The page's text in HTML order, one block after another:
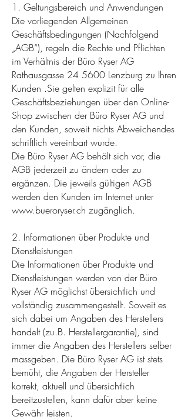
1. Geltungsbereich und Anwendungen
Die vorliegenden Allgemeinen
Geschäftsbedingungen (Nachfolgend
„AGB“), regeln die Rechte und Pflichten
im Verhältnis der Büro Ryser AG
Rathausgasse 24 5600 Lenzburg zu Ihren
Kunden .Sie gelten explizit für alle
Geschäftsbeziehungen über den Online-
Shop zwischen der Büro Ryser AG und
den Kunden, soweit nichts Abweichendes
schriftlich vereinbart wurde.
Die Büro Ryser AG behält sich vor, die
AGB jederzeit zu ändern oder zu
ergänzen. Die jeweils gültigen AGB
werden den Kunden im Internet unter
www.bueroryser.ch zugänglich.
2. Informationen über Produkte und
Dienstleistungen
Die Informationen über Produkte und
Dienstleistungen werden von der Büro
Ryser AG möglichst übersichtlich und
vollständig zusammengestellt. Soweit es
sich dabei um Angaben des Herstellers
handelt (zu.B. Herstellergarantie), sind
immer die Angaben des Herstellers selber
massgeben. Die Büro Ryser AG ist stets
bemüht, die Angaben der Hersteller
korrekt, aktuell und übersichtlich
bereitzustellen, kann dafür aber keine
Gewähr leisten.